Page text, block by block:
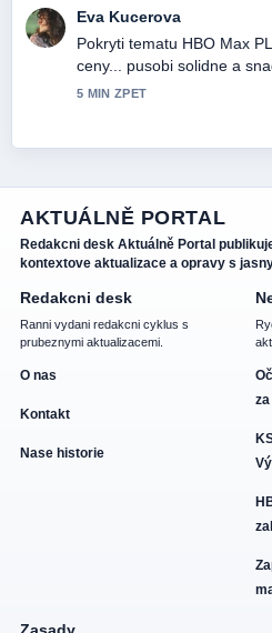
Eva Kucerova
Pokryti tematu HBO Max
ceny... pusobi solidne a
5 MIN ZPET
AKTUÁLNĚ PORTAL
Redakcni desk Aktuálně Portal
kontextove aktualizace a opravy s
Redakcni desk
Ranni vydani redakcni cyklus s
prubeznymi aktualizacemi.
O nas
Kontakt
Nase historie